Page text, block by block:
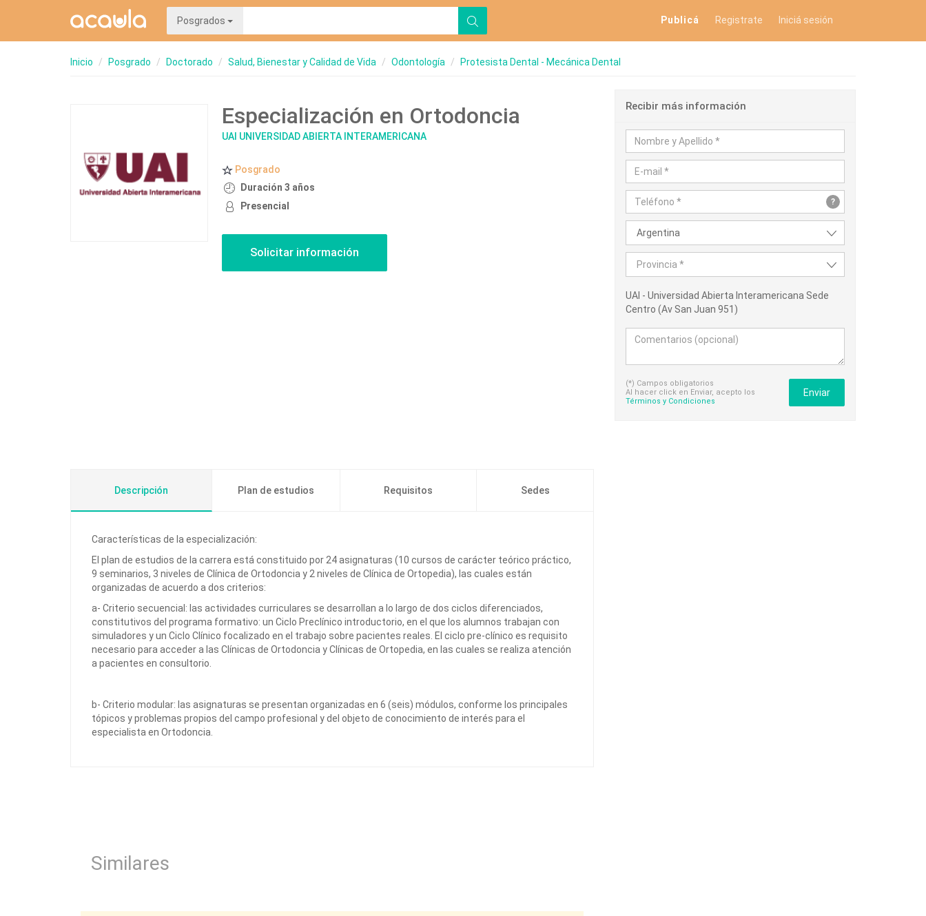
Posgrados Publicá Registrate Iniciá sesión
Inicio Posgrado Doctorado Salud, Bienestar y Calidad de Vida Odontología Protesista Dental - Mecánica Dental
Especialización en Ortodoncia
UAI UNIVERSIDAD ABIERTA INTERAMERICANA
Posgrado
Duración 3 años
Presencial
Recibir más información
?
Argentina
Provincia *
UAI - Universidad Abierta Interamericana Sede
Centro (Av San Juan 951)
(*) Campos obligatorios
Al hacer click en Enviar, acepto los
Términos y Condiciones
Enviar
Descripción Plan de estudios Requisitos Sedes
Características de la especialización:
El plan de estudios de la carrera está constituido por 24 asignaturas (10 cursos de carácter teórico práctico,
9 seminarios, 3 niveles de Clínica de Ortodoncia y 2 niveles de Clínica de Ortopedia), las cuales están
organizadas de acuerdo a dos criterios:
a- Criterio secuencial: las actividades curriculares se desarrollan a lo largo de dos ciclos diferenciados,
constitutivos del programa formativo: un Ciclo Preclínico introductorio, en el que los alumnos trabajan con
simuladores y un Ciclo Clínico focalizado en el trabajo sobre pacientes reales. El ciclo pre-clínico es requisito
necesario para acceder a las Clínicas de Ortodoncia y Clínicas de Ortopedia, en las cuales se realiza atención
a pacientes en consultorio.
b- Criterio modular: las asignaturas se presentan organizadas en 6 (seis) módulos, conforme los principales
tópicos y problemas propios del campo profesional y del objeto de conocimiento de interés para el
especialista en Ortodoncia.
Similares